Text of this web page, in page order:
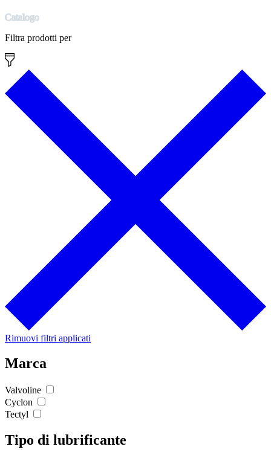
Catalogo
Filtra prodotti per
Rimuovi filtri applicati
Marca
Valvoline
Cyclon
Tectyl
Tipo di lubrificante